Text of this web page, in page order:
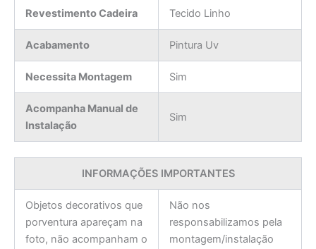
Revestimento Cadeira Tecido Linho
Acabamento Pintura Uv
Necessita Montagem Sim
Acompanha Manual de
Instalação
Sim
INFORMAÇÕES IMPORTANTES
Objetos decorativos que
porventura apareçam na
foto, não acompanham o
Não nos
responsabilizamos pela
montagem/instalação